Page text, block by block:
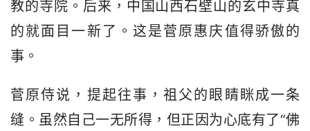
教的寺院。后来，中国山西石壁山的玄中寺真
的就面目一新了。这是菅原惠庆值得骄傲的
事。
菅原侍说，提起往事，祖父的眼睛眯成一条
缝。虽然自己一无所得，但正因为心底有了“佛